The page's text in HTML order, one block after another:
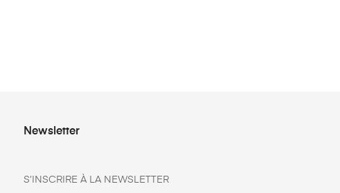
Newsletter
S’INSCRIRE À LA NEWSLETTER